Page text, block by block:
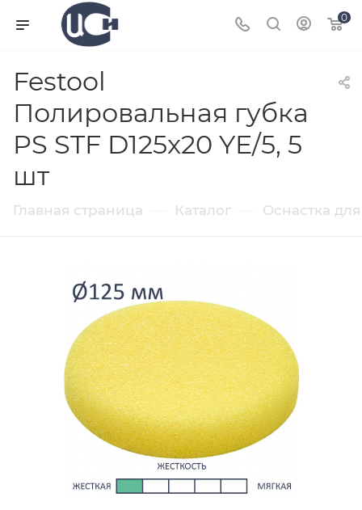
0
Festool
Полировальная губка
PS STF D125x20 YE/5, 5
шт
Главная страница Каталог Оснастка